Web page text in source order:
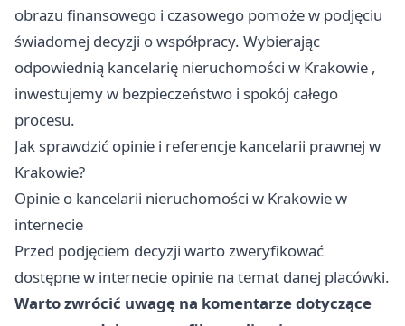
obrazu finansowego i czasowego pomoże w podjęciu
świadomej decyzji o współpracy. Wybierając
odpowiednią kancelarię nieruchomości w Krakowie ,
inwestujemy w bezpieczeństwo i spokój całego
procesu.
Jak sprawdzić opinie i referencje kancelarii prawnej w
Krakowie?
Opinie o kancelarii nieruchomości w Krakowie w
internecie
Przed podjęciem decyzji warto zweryfikować
dostępne w internecie opinie na temat danej placówki.
Warto zwrócić uwagę na komentarze dotyczące